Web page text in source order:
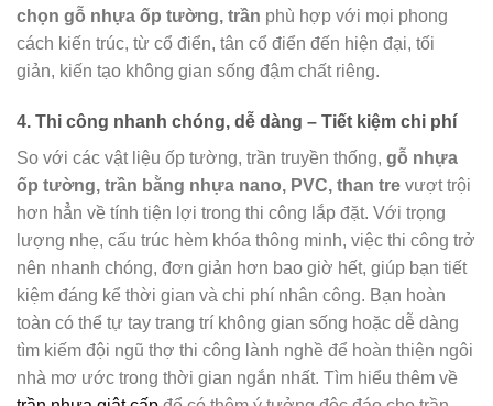
chọn gỗ nhựa ốp tường, trần phù hợp với mọi phong
cách kiến trúc, từ cổ điển, tân cổ điển đến hiện đại, tối
giản, kiến tạo không gian sống đậm chất riêng.
4. Thi công nhanh chóng, dễ dàng – Tiết kiệm chi phí
So với các vật liệu ốp tường, trần truyền thống, gỗ nhựa
ốp tường, trần bằng nhựa nano, PVC, than tre vượt trội
hơn hẳn về tính tiện lợi trong thi công lắp đặt. Với trọng
lượng nhẹ, cấu trúc hèm khóa thông minh, việc thi công trở
nên nhanh chóng, đơn giản hơn bao giờ hết, giúp bạn tiết
kiệm đáng kể thời gian và chi phí nhân công. Bạn hoàn
toàn có thể tự tay trang trí không gian sống hoặc dễ dàng
tìm kiếm đội ngũ thợ thi công lành nghề để hoàn thiện ngôi
nhà mơ ước trong thời gian ngắn nhất. Tìm hiểu thêm về